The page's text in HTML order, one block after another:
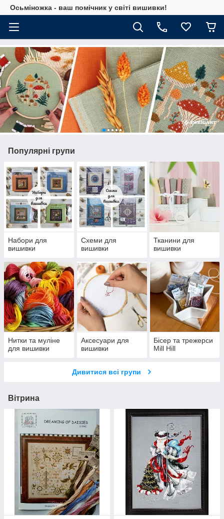
Осьміножка - ваш помічник у світі вишивки!
Популярні групи
Набори для
вишивки
Схеми для
вишивки
Тканини для
вишивки
Нитки та муліне
для вишивки
Аксесуари для
вишивки
Бісер та трежерси
Mill Hill
Дивитися всі групи
Вітрина